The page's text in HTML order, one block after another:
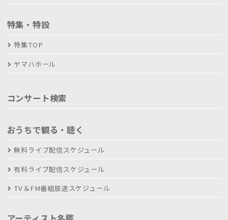
特集・特設
特集TOP
ヤマハホール
コンサート検索
おうちで観る・聴く
無料ライブ配信スケジュール
有料ライブ配信スケジュール
TV＆FM番組放送スケジュール